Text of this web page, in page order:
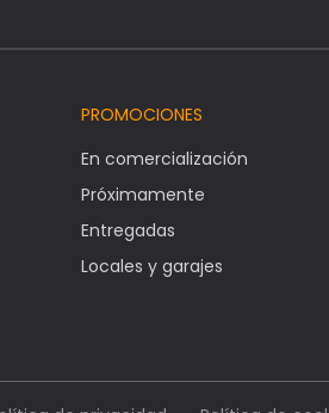
PROMOCIONES
En comercialización
Próximamente
Entregadas
Locales y garajes